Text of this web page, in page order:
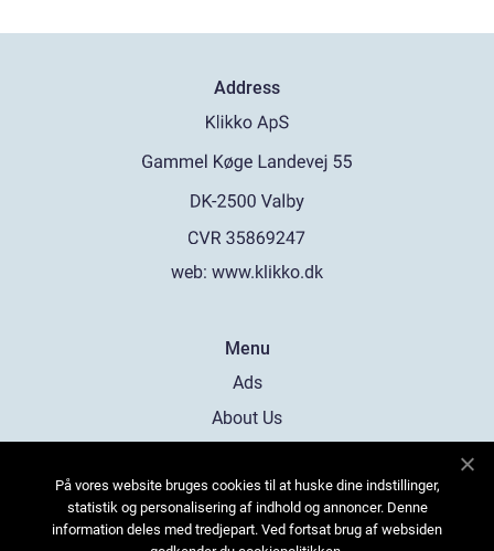
Address
web: www.klikko.dk
Menu
Ads
About Us
Contact
Sitemap
På vores website bruges cookies til at huske dine indstillinger,
statistik og personalisering af indhold og annoncer. Denne
information deles med tredjepart. Ved fortsat brug af websiden